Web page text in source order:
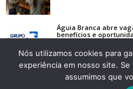
Águia Branca abre
benefícios e
Nós utilizamos cookies para
experiência em nosso site.
assumimos que